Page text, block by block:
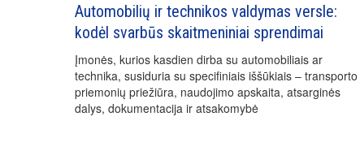
Automobilių ir technikos valdymas versle:
kodėl svarbūs skaitmeniniai sprendimai
Įmonės, kurios kasdien dirba su automobiliais ar
technika, susiduria su specifiniais iššūkiais – transporto
priemonių priežiūra, naudojimo apskaita, atsarginės
dalys, dokumentacija ir atsakomybė